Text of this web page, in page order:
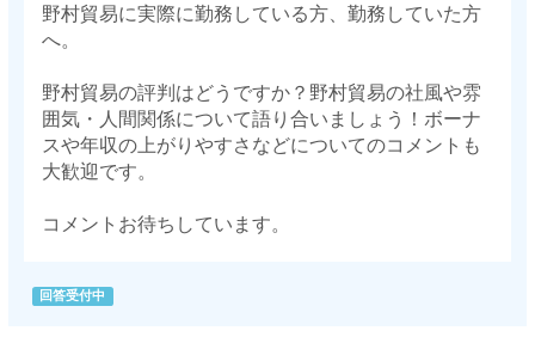
野村貿易に実際に勤務している方、勤務していた方
へ。
野村貿易の評判はどうですか？野村貿易の社風や雰
囲気・人間関係について語り合いましょう！ボーナ
スや年収の上がりやすさなどについてのコメントも
大歓迎です。
コメントお待ちしています。
回答受付中